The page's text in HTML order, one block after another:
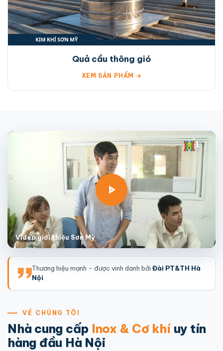
Quả cầu thông gió
XEM SẢN PHẨM →
Video giới thiệu Sơn Mỹ
Thương hiệu mạnh - được vinh danh bởi Đài PT&TH Hà
Nội
VỀ CHÚNG TÔI
Nhà cung cấp Inox & Cơ khíuy tín
hàng đầu Hà Nội